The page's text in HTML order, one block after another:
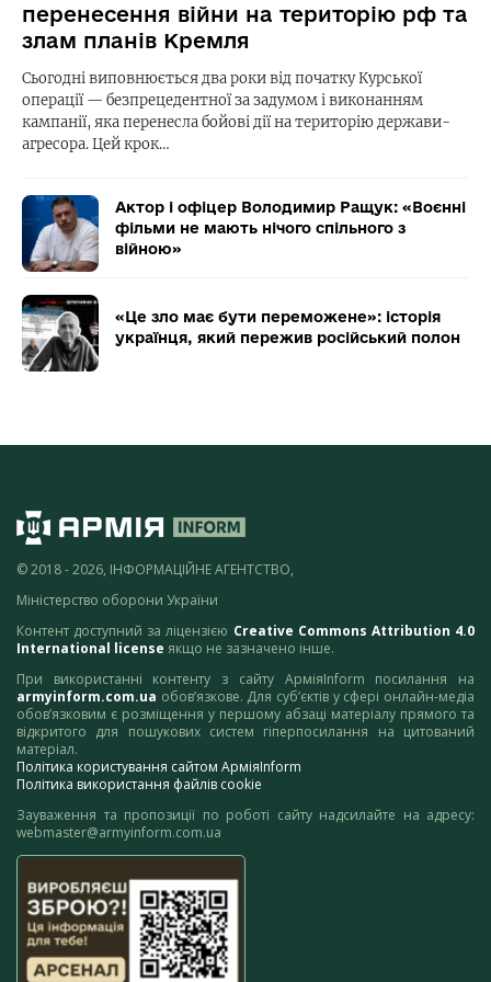
перенесення війни на територію рф та
злам планів Кремля
Сьогодні виповнюється два роки від початку Курської
операції — безпрецедентної за задумом і виконанням
кампанії, яка перенесла бойові дії на територію держави-
агресора. Цей крок…
Актор і офіцер Володимир Ращук: «Воєнні
фільми не мають нічого спільного з
війною»
«Це зло має бути переможене»: історія
українця, який пережив російський полон
© 2018 - 2026, ІНФОРМАЦІЙНЕ АГЕНТСТВО,
Міністерство оборони України
Контент доступний за ліцензією Creative Commons Attribution 4.0
International license якщо не зазначено інше.
При використанні контенту з сайту АрміяInform посилання на
armyinform.com.ua обов’язкове. Для суб’єктів у сфері онлайн-медіа
обов’язковим є розміщення у першому абзаці матеріалу прямого та
відкритого для пошукових систем гіперпосилання на цитований
матеріал.
Політика користування сайтом АрміяInform
Політика використання файлів cookie
Зауваження та пропозиції по роботі сайту надсилайте на адресу:
webmaster@armyinform.com.ua